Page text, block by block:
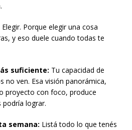
Elegir. Porque elegir una cosa
y eso duele cuando todas te
suficiente: Tu capacidad de
no ven. Esa visión panorámica,
proyecto con foco, produce
podría lograr.
semana: Listá todo lo que tenés